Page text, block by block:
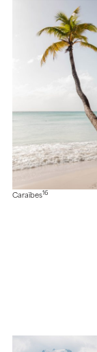
Caraïbes16